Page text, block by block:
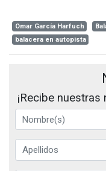
Omar García Harfuch
balacera en autopista
¡Recibe